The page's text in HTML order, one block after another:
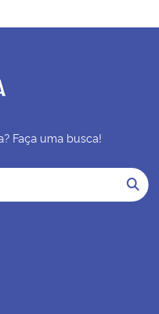
Faça uma busca!